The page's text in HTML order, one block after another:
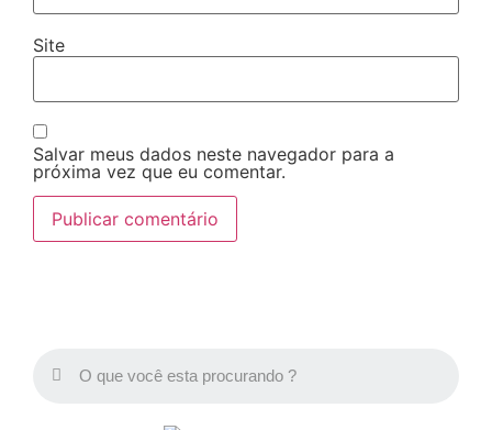
Site
Salvar meus dados neste navegador para a
próxima vez que eu comentar.